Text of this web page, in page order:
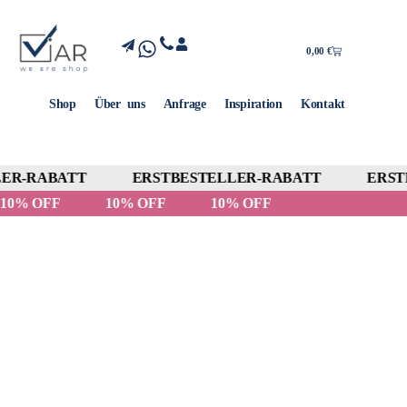
0,00 €
Shop Über uns Anfrage Inspiration Kontakt
RABATT ERSTBESTELLER-RABATT
10% OFF
10% OFF 10% OFF